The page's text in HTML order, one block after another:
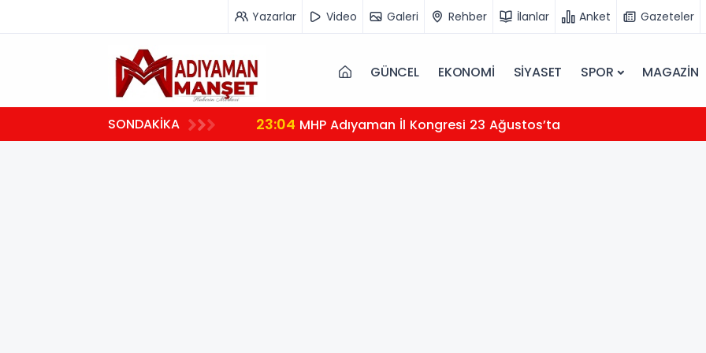
Yazarlar Video Galeri Rehber İlanlar Anket Gazeteler
GÜNCEL EKONOMİ SİYASET SPOR MAGAZİN
SONDAKİKA 23:04 MHP Adıyaman İl Kongresi 23 Ağustos’ta